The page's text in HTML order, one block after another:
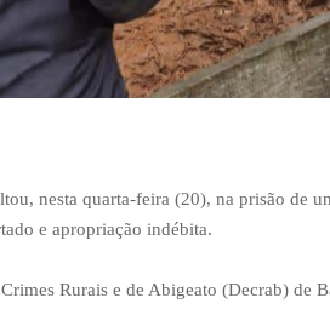
nesta quarta-feira (20), na prisão de
e apropriação indébita.
Rurais e de Abigeato (Decrab) de